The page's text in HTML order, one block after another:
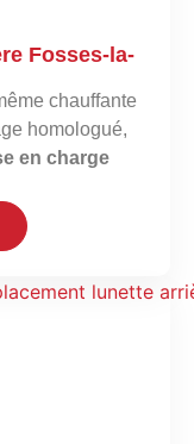
Fosses-la-
chauffante
homologué,
en charge